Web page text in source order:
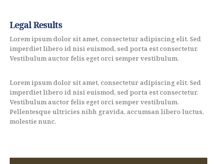
Legal Results
Lorem ipsum dolor sit amet, consectetur adipiscing elit. Sed
imperdiet libero id nisi euismod, sed porta est consectetur.
Vestibulum auctor felis eget orci semper vestibulum.
Lorem ipsum dolor sit amet, consectetur adipiscing elit. Sed
imperdiet libero id nisi euismod, sed porta est consectetur.
Vestibulum auctor felis eget orci semper vestibulum.
Pellentesque ultricies nibh gravida, accumsan libero luctus,
molestie nunc.